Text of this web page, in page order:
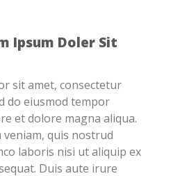
Ipsum Doler Sit
sit amet, consectetur
do eiusmod tempor
et dolore magna aliqua.
veniam, quis nostrud
laboris nisi ut aliquip ex
Duis aute irure